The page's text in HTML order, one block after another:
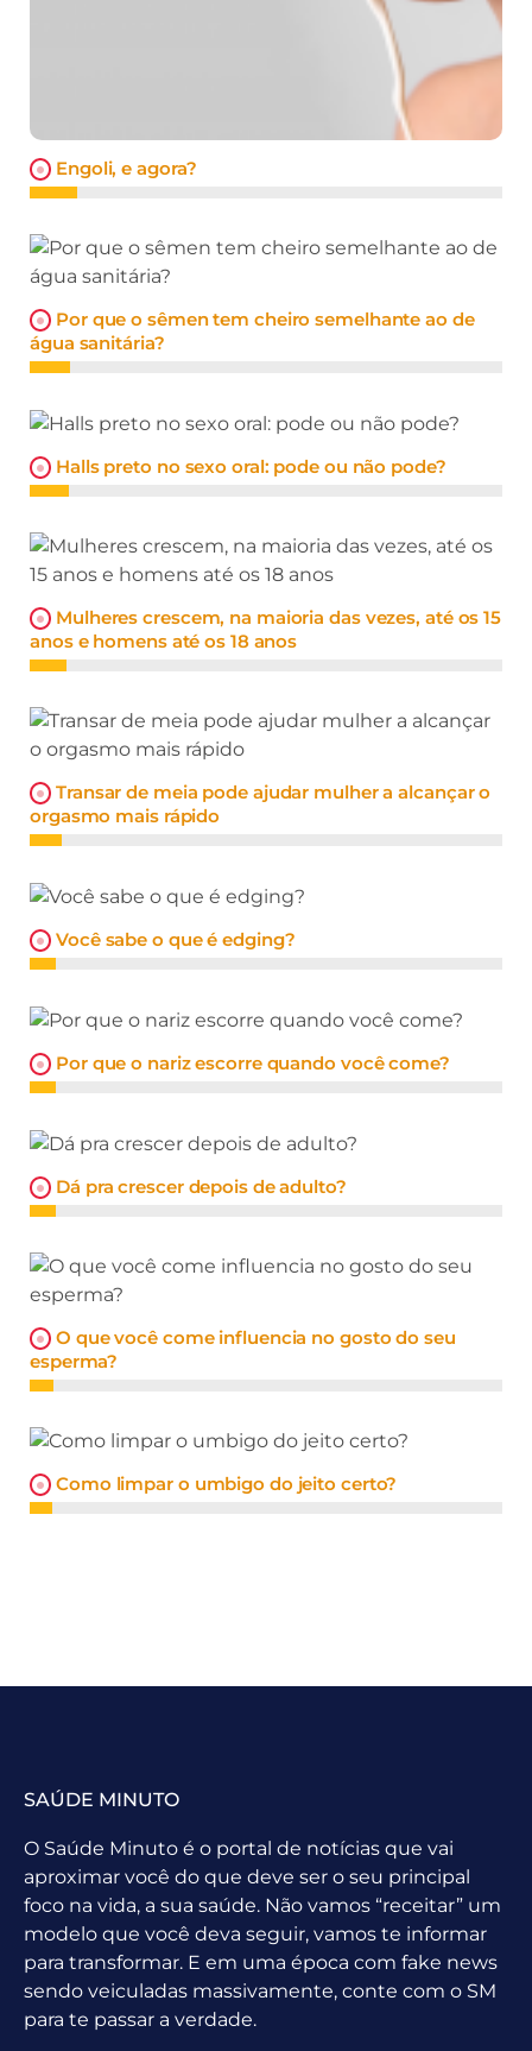
Engoli, e agora?
Por que o sêmen tem cheiro semelhante ao de
água sanitária?
Halls preto no sexo oral: pode ou não pode?
Mulheres crescem, na maioria das vezes, até os 15
anos e homens até os 18 anos
Transar de meia pode ajudar mulher a alcançar o
orgasmo mais rápido
Você sabe o que é edging?
Por que o nariz escorre quando você come?
Dá pra crescer depois de adulto?
O que você come influencia no gosto do seu
esperma?
Como limpar o umbigo do jeito certo?
SAÚDE MINUTO
O Saúde Minuto é o portal de notícias que vai
aproximar você do que deve ser o seu principal
foco na vida, a sua saúde. Não vamos “receitar” um
modelo que você deva seguir, vamos te informar
para transformar. E em uma época com fake news
sendo veiculadas massivamente, conte com o SM
para te passar a verdade.